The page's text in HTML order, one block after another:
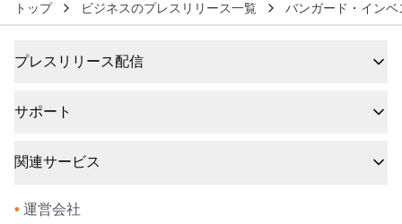
トップ ビジネスのプレスリリース一覧 バンガード・イン
プレスリリース配信
サポート
関連サービス
• 運営会社